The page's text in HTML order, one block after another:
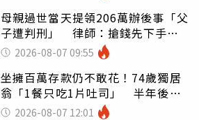
母親過世當天提領206萬辦後事「父
子遭判刑」 律師：搶錢先下手是
罪 2026-08-07 09:55
坐擁百萬存款仍不敢花！74歲獨居
翁「1餐只吃1片吐司」 半年後暴
瘦嚇壞女兒
2026-08-07 12:01